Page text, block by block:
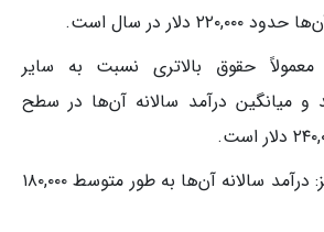
دلار در سال است.
حقوق بالاتری نسبت به سایر
میانگین درآمد سالانه آن‌ها در سطح
متخصصان پروتز: درآمد سالانه آن‌ها به طور متوسط ۱۸۰,۰۰۰